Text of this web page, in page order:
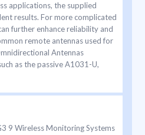
applications, the supplied
results. For more complicated
further enhance reliability and
remote antennas used for
Antennas
as the passive A1031-U,
9 Wireless Monitoring Systems